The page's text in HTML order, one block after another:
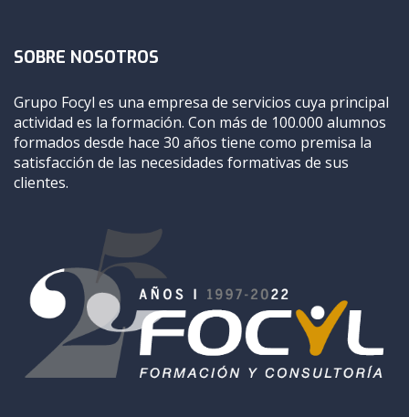
SOBRE NOSOTROS
Grupo Focyl es una empresa de servicios cuya principal
actividad es la formación. Con más de 100.000 alumnos
formados desde hace 30 años tiene como premisa la
satisfacción de las necesidades formativas de sus
clientes.